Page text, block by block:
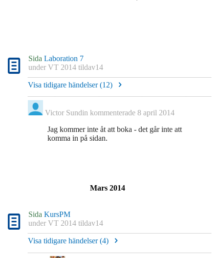
Sida Laboration 7
under VT 2014 tildav14
Visa tidigare händelser (12)
Victor Sundin kommenterade 8 april 2014
Jag kommer inte åt att boka - det går inte att
komma in på sidan.
Mars 2014
Sida KursPM
under VT 2014 tildav14
Visa tidigare händelser (4)